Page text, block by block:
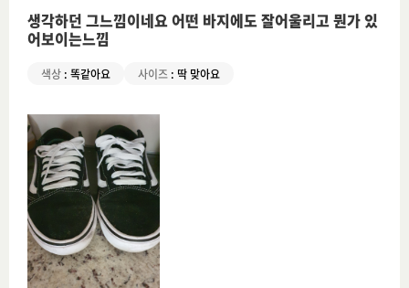
생각하던 그느낌이네요 어떤 바지에도 잘어울리고 뭔가 있
어보이는느낌
색상 : 똑같아요 사이즈 : 딱 맞아요